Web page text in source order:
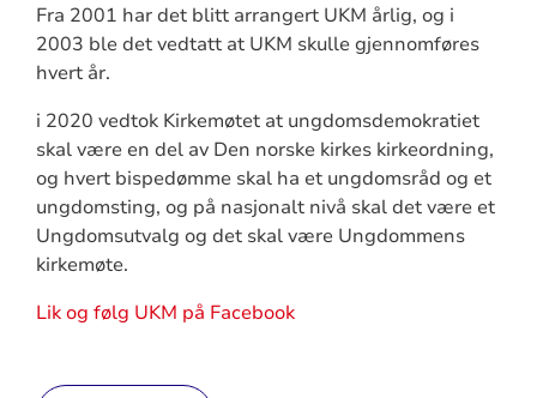
Fra 2001 har det blitt arrangert UKM årlig, og i
2003 ble det vedtatt at UKM skulle gjennomføres
hvert år.
i 2020 vedtok Kirkemøtet at ungdomsdemokratiet
skal være en del av Den norske kirkes kirkeordning,
og hvert bispedømme skal ha et ungdomsråd og et
ungdomsting, og på nasjonalt nivå skal det være et
Ungdomsutvalg og det skal være Ungdommens
kirkemøte.
Lik og følg UKM på Facebook